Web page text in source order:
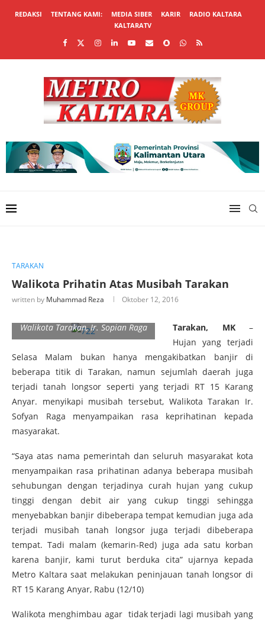
REDAKSI TENTANG KAMI: MEDIA SIBER KARIR
RADIO KALTARA
KALTARATV
TARAKAN
Walikota Prihatin Atas Musibah Tarakan
written by Muhammad Reza Oktober 12, 2016
Walikota Tarakan, Ir. Sopian Raga Tarakan, MK–
Hujan yang terjadi
Selasa Malam bukan hanya mengakibatkan banjir di
beberapa titik di Tarakan, namun sejumlah daerah juga
terjadi tanah longsor seperti yang terjadi RT 15 Karang
Anyar. menyikapi musibah tersebut, Walikota Tarakan Ir.
Sofyan Raga menyampaikan rasa keprihatinan kepada
masyarakat.
“Saya atas nama pemerintah dan seluruh masyarakat kota
menyampaikan rasa prihatinan adanya beberapa musibah
sehubungan dengan terjadinya curah hujan yang cukup
tinggi dengan debit air yang cukup tinggi sehingga
menyebabkan banjir dibeberapa tempat kemudian juga ada
terjadi musibah tanah longsor juga terjadi dibeberapa
tempat. Tadi malam (kemarin-Red) juga ada satu korban
karena banjir, kami turut berduka cita” ujarnya kepada
Metro Kaltara saat melakukan peninjauan tanah longsor di
RT 15 Karang Anyar, Rabu (12/10)
Walikota menghimbau agar tidak terjadi lagi musibah yang